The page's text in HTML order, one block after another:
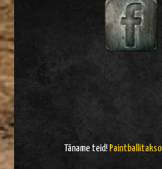
Täname teid! Paintballitakso